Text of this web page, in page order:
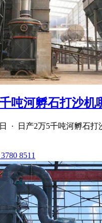
吨河孵石打沙
日 · 日产2万5千吨河孵石
8511